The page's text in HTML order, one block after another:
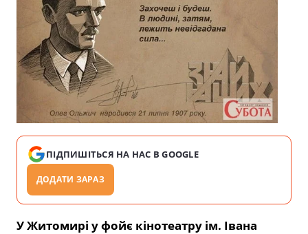
ПІДПИШІТЬСЯ НА НАС В GOOGLE
ДОДАТИ ЗАРАЗ
У Житомирі у фойє кінотеатру ім. Івана